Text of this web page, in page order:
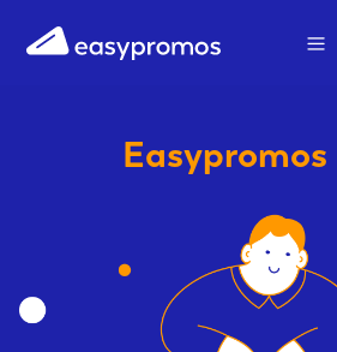
Easypromos